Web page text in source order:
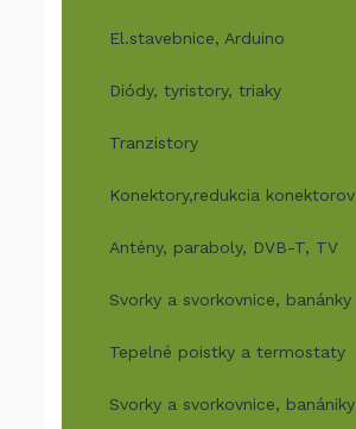
El.stavebnice, Arduino
Diódy, tyristory, triaky
Tranzistory
Konektory,redukcia konektorov
Antény, paraboly, DVB-T, TV
Svorky a svorkovnice, banánky
Tepelné poistky a termostaty
Svorky a svorkovnice, banániky